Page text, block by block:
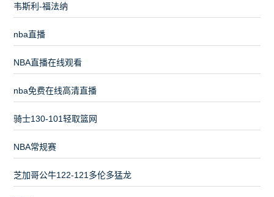
韦斯利-福法纳
nba直播
NBA直播在线观看
nba免费在线高清直播
骑士130-101轻取篮网
NBA常规赛
芝加哥公牛122-121多伦多猛龙